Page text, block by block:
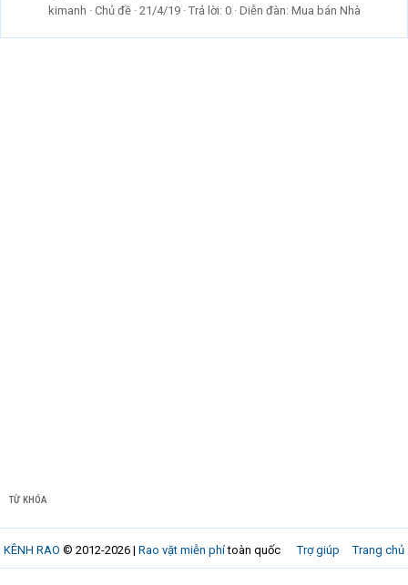
kimanh
Chủ đề 21/4/19 Trả lời: 0 Diễn đàn: Mua bán Nhà
TỪ KHÓA
Trợ giúp Trang chủ
KÊNH RAO © 2012-2026 | Rao vặt miễn phítoàn quốc